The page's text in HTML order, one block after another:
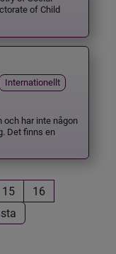
of Child
Internationellt
och har inte någon
Det finns en
15
16